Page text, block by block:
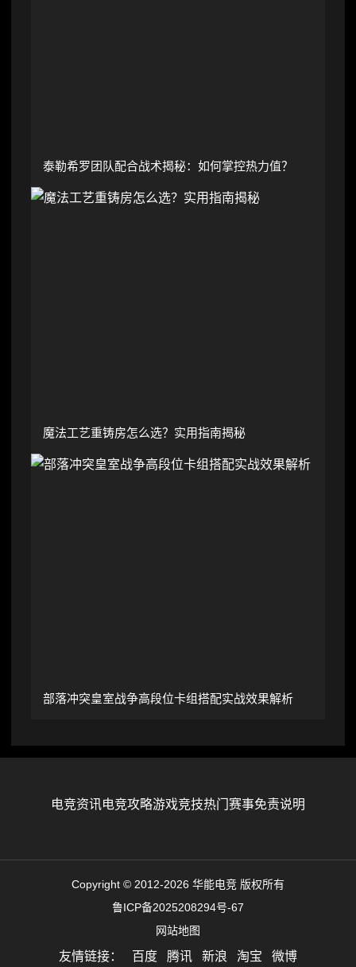
泰勒希罗团队配合战术揭秘：如何掌控热力值？
魔法工艺重铸房怎么选？实用指南揭秘
部落冲突皇室战争高段位卡组搭配实战效果解析
电竞资讯电竞攻略游戏竞技热门赛事免责说明
Copyright © 2012-2026 华能电竞 版权所有
鲁ICP备2025208294号-67
网站地图
友情链接： 百度 腾讯 新浪 淘宝 微博